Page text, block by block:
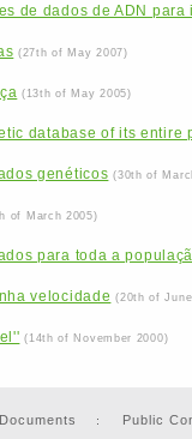
de dados de ADN
(27th of May 2007)
(13th of May 2005)
database of its entire
genéticos (30th of
of March 2005)
para toda a
velocidade (20th of
(14th of November 2000)
Documents
Public